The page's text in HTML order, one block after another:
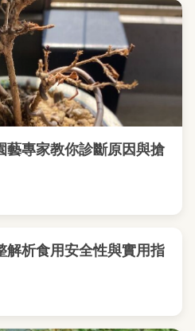
藝專家教你診斷原因與搶
解析食用安全性與實用指